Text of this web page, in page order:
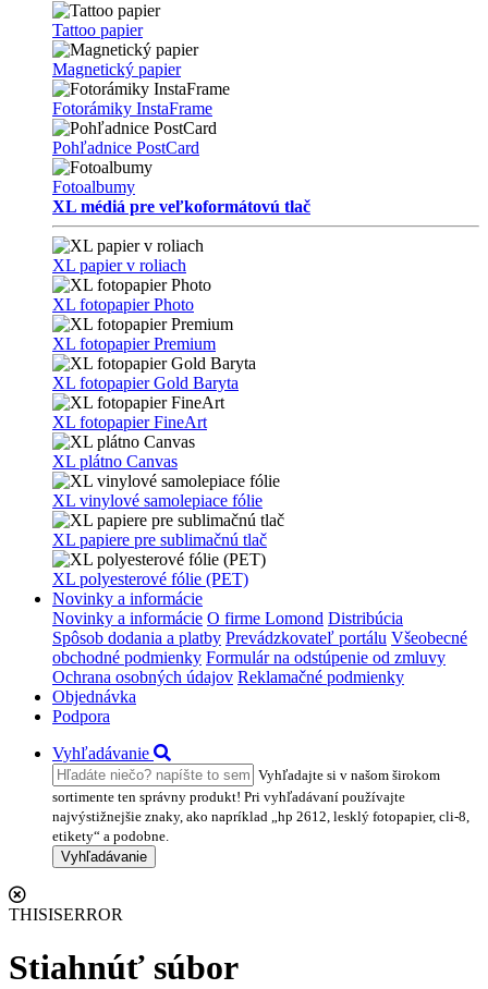
Tattoo papier
Magnetický papier
Fotorámiky InstaFrame
Pohľadnice PostCard
Fotoalbumy
XL médiá pre veľkoformátovú tlač
XL papier v roliach
XL fotopapier Photo
XL fotopapier Premium
XL fotopapier Gold Baryta
XL fotopapier FineArt
XL plátno Canvas
XL vinylové samolepiace fólie
XL papiere pre sublimačnú tlač
XL polyesterové fólie (PET)
Novinky a informácie
Novinky a informácie O firme Lomond Distribúcia
Spôsob dodania a platby Prevádzkovateľ portálu Všeobecné
obchodné podmienky Formulár na odstúpenie od zmluvy
Ochrana osobných údajov Reklamačné podmienky
Objednávka
Podpora
Vyhľadávanie
Vyhľadajte si v našom širokom
sortimente ten správny produkt! Pri vyhľadávaní používajte
najvýstižnejšie znaky, ako napríklad „hp 2612, lesklý fotopapier, cli-8,
etikety“ a podobne.
Vyhľadávanie
THISISERROR
Stiahnúť súbor